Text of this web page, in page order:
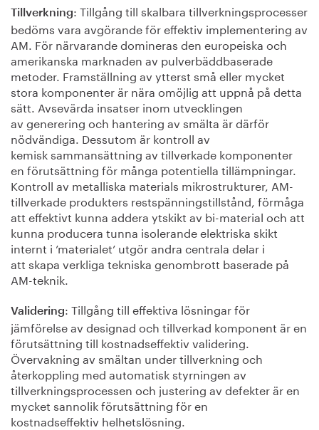
Tillverkning: Tillgång till skalbara tillverkningsprocesser
bedöms vara avgörande för effektiv implementering av
AM. För närvarande domineras den europeiska och
amerikanska marknaden av pulverbäddbaserade
metoder. Framställning av ytterst små eller mycket
stora komponenter är nära omöjlig att uppnå på detta
sätt. Avsevärda insatser inom utvecklingen
av generering och hantering av smälta är därför
nödvändiga. Dessutom är kontroll av
kemisk sammansättning av tillverkade komponenter
en förutsättning för många potentiella tillämpningar.
Kontroll av metalliska materials mikrostrukturer, AM-
tillverkade produkters restspänningstillstånd, förmåga
att effektivt kunna addera ytskikt av bi-material och att
kunna producera tunna isolerande elektriska skikt
internt i ’materialet’ utgör andra centrala delar i
att skapa verkliga tekniska genombrott baserade på
AM-teknik.
Validering: Tillgång till effektiva lösningar för
jämförelse av designad och tillverkad komponent är en
förutsättning till kostnadseffektiv validering.
Övervakning av smältan under tillverkning och
återkoppling med automatisk styrningen av
tillverkningsprocessen och justering av defekter är en
mycket sannolik förutsättning för en
kostnadseffektiv helhetslösning.